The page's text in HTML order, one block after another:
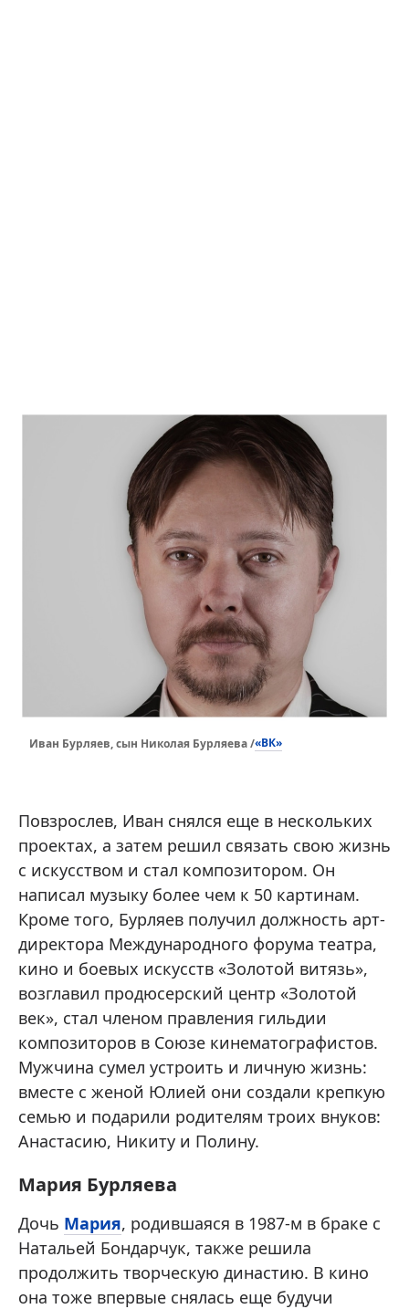
Иван Бурляев, сын Николая Бурляева /«ВК»
Повзрослев, Иван снялся еще в нескольких
проектах, а затем решил связать свою жизнь
с искусством и стал композитором. Он
написал музыку более чем к 50 картинам.
Кроме того, Бурляев получил должность арт-
директора Международного форума театра,
кино и боевых искусств «Золотой витязь»,
возглавил продюсерский центр «Золотой
век», стал членом правления гильдии
композиторов в Союзе кинематографистов.
Мужчина сумел устроить и личную жизнь:
вместе с женой Юлией они создали крепкую
семью и подарили родителям троих внуков:
Анастасию, Никиту и Полину.
Мария Бурляева
Дочь Мария, родившаяся в 1987-м в браке с
Натальей Бондарчук, также решила
продолжить творческую династию. В кино
она тоже впервые снялась еще будучи